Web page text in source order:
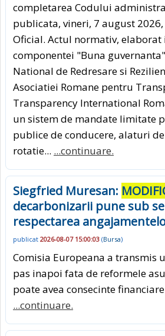
completarea Codului
publicata, vineri, 7 august
Oficial. Actul normativ, elaborat
componentei "Buna
National de Redresare si
Asociatiei Romane pentru
Transparency International
un sistem de mandate limitate
publice de conducere, alaturi
rotatie... ...continuare.
Siegfried Muresan:
decarbonizarii pune sub
respectarea
publicat 2026-08-07 15:00:03 (Bursa)
Comisia Europeana a transmis
pas inapoi fata de reformele
poate avea consecinte
...continuare.